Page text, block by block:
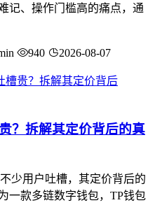
记、操作门槛高的痛点，通
940 2026-08-07
？拆解其定价背后的真
少用户吐槽，其定价背后的
一款多链数字钱包，TP钱包